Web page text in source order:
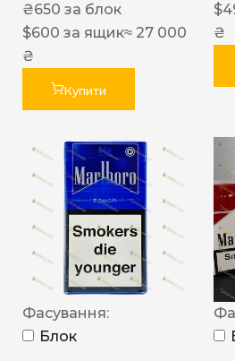
₴650 за блок
$600 за ящик≈ 27 000
₴
Купити
$
₴
Фасування:
Блок